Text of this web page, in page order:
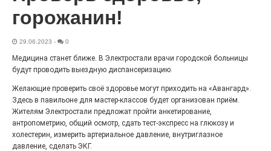
«С ними дядька Черномор»
горожанин!
29.06.2023 - 0
Медицина станет ближе. В Электростали врачи городской больницы
будут проводить выездную диспансеризацию.
Желающие проверить своё здоровье могут приходить на «Авангард».
Здесь в павильоне для мастер-классов будет организован приём.
Жителям Электростали предложат пройти анкетирование,
антропометрию, общий осмотр, сдать тест-экспресс на глюкозу и
холестерин, измерить артериальное давление, внутриглазное
давление, сделать ЭКГ.